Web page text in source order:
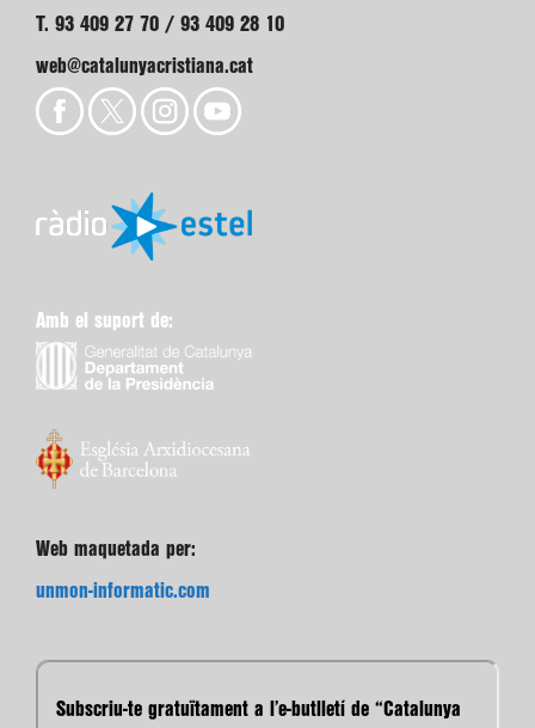
T. 93 409 27 70 / 93 409 28 10
web@catalunyacristiana.cat
Amb el suport de:
Web maquetada per:
unmon-informatic.com
Subscriu-te gratuïtament a l’e-butlletí de “Catalunya